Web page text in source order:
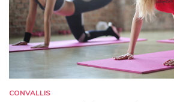
CONVALLIS